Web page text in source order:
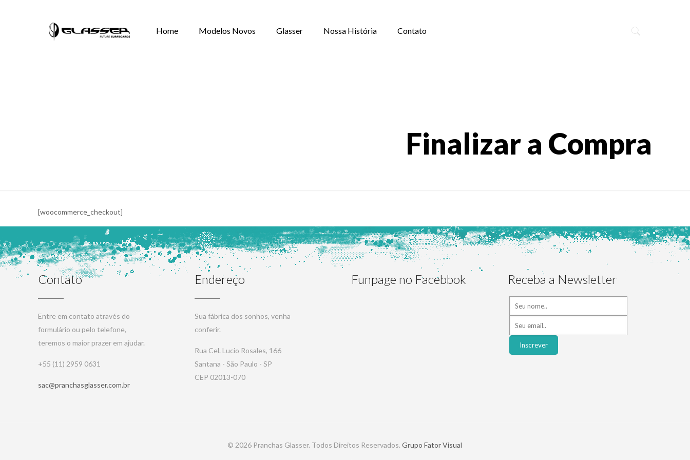
Home Modelos Novos Glasser Nossa História Contato
Finalizar a Compra
[woocommerce_checkout]
Contato
Entre em contato através do
formulário ou pelo telefone,
teremos o maior prazer em ajudar.
+55 (11) 2959 0631
sac@pranchasglasser.com.br
Endereço
Sua fábrica dos sonhos, venha
conferir.
Rua Cel. Lucio Rosales, 166
Santana - São Paulo - SP
CEP 02013-070
Funpage no Facebbok Receba a Newsletter
© 2026 Pranchas Glasser. Todos Direitos Reservados.Grupo Fator Visual